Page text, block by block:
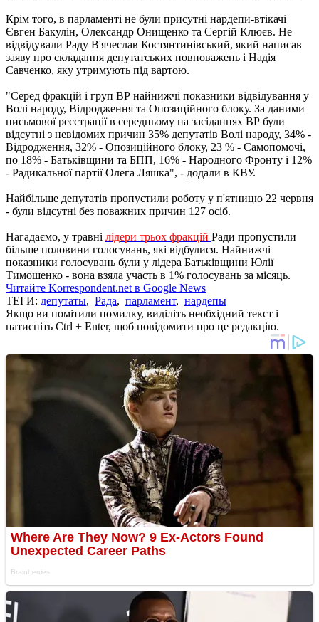
Крім того, в парламенті не були присутні нардепи-втікачі
Євген Бакулін, Олександр Онищенко та Сергій Клюєв. Не
відвідували Раду В'ячеслав Костянтинівський, який написав
заяву про складання депутатських повноважень і Надія
Савченко, яку утримують під вартою.
"Серед фракцій і груп ВР найнижчі показники відвідування у
Волі народу, Відродження та Опозиційного блоку. За даними
письмової реєстрації в середньому на засіданнях ВР були
відсутні з невідомих причин 35% депутатів Волі народу, 34% -
Відродження, 32% - Опозиційного блоку, 23 % - Самопомочі,
по 18% - Батьківщини та БПП, 16% - Народного Фронту і 12%
- Радикальної партії Олега Ляшка", - додали в КВУ.
Найбільше депутатів пропустили роботу у п'ятницю 22 червня
- були відсутні без поважних причин 127 осіб.
Нагадаємо, у травні лідери трьох фракцій Ради пропустили
більше половини голосувань, які відбулися. Найнижчі
показники голосувань були у лідера Батьківщини Юлії
Тимошенко - вона взяла участь в 1% голосувань за місяць.
Читайте Korrespondent.net в Google News
ТЕГИ: депутаты, Рада, парламент, нардепы
Якщо ви помітили помилку, виділіть необхідний текст і
натисніть Ctrl + Enter, щоб повідомити про це редакцію.